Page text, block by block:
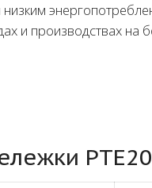
и производствах на